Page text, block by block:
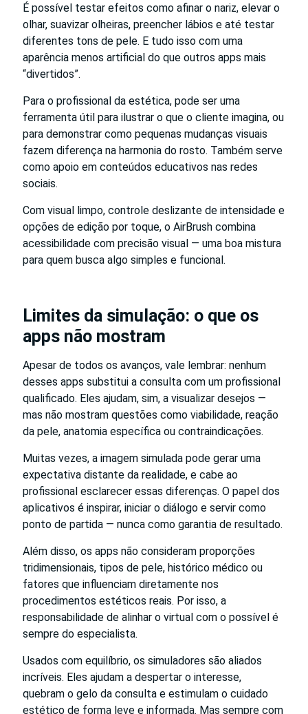
É possível testar efeitos como afinar o nariz, elevar o
olhar, suavizar olheiras, preencher lábios e até testar
diferentes tons de pele. E tudo isso com uma
aparência menos artificial do que outros apps mais
“divertidos”.
Para o profissional da estética, pode ser uma
ferramenta útil para ilustrar o que o cliente imagina, ou
para demonstrar como pequenas mudanças visuais
fazem diferença na harmonia do rosto. Também serve
como apoio em conteúdos educativos nas redes
sociais.
Com visual limpo, controle deslizante de intensidade e
opções de edição por toque, o AirBrush combina
acessibilidade com precisão visual — uma boa mistura
para quem busca algo simples e funcional.
Limites da simulação: o que os
apps não mostram
Apesar de todos os avanços, vale lembrar: nenhum
desses apps substitui a consulta com um profissional
qualificado. Eles ajudam, sim, a visualizar desejos —
mas não mostram questões como viabilidade, reação
da pele, anatomia específica ou contraindicações.
Muitas vezes, a imagem simulada pode gerar uma
expectativa distante da realidade, e cabe ao
profissional esclarecer essas diferenças. O papel dos
aplicativos é inspirar, iniciar o diálogo e servir como
ponto de partida — nunca como garantia de resultado.
Além disso, os apps não consideram proporções
tridimensionais, tipos de pele, histórico médico ou
fatores que influenciam diretamente nos
procedimentos estéticos reais. Por isso, a
responsabilidade de alinhar o virtual com o possível é
sempre do especialista.
Usados com equilíbrio, os simuladores são aliados
incríveis. Eles ajudam a despertar o interesse,
quebram o gelo da consulta e estimulam o cuidado
estético de forma leve e informada. Mas sempre com